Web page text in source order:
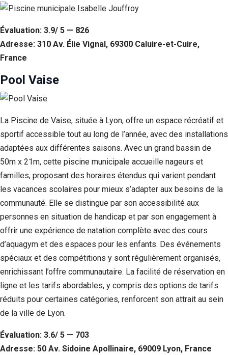
Évaluation: 3.9/ 5 — 826
Adresse: 310 Av. Élie Vignal, 69300 Caluire-et-Cuire,
France
Pool Vaise
La Piscine de Vaise, située à Lyon, offre un espace récréatif et
sportif accessible tout au long de l’année, avec des installations
adaptées aux différentes saisons. Avec un grand bassin de
50m x 21m, cette piscine municipale accueille nageurs et
familles, proposant des horaires étendus qui varient pendant
les vacances scolaires pour mieux s’adapter aux besoins de la
communauté. Elle se distingue par son accessibilité aux
personnes en situation de handicap et par son engagement à
offrir une expérience de natation complète avec des cours
d’aquagym et des espaces pour les enfants. Des événements
spéciaux et des compétitions y sont régulièrement organisés,
enrichissant l’offre communautaire. La facilité de réservation en
ligne et les tarifs abordables, y compris des options de tarifs
réduits pour certaines catégories, renforcent son attrait au sein
de la ville de Lyon.
Évaluation: 3.6/ 5 — 703
Adresse: 50 Av. Sidoine Apollinaire, 69009 Lyon, France